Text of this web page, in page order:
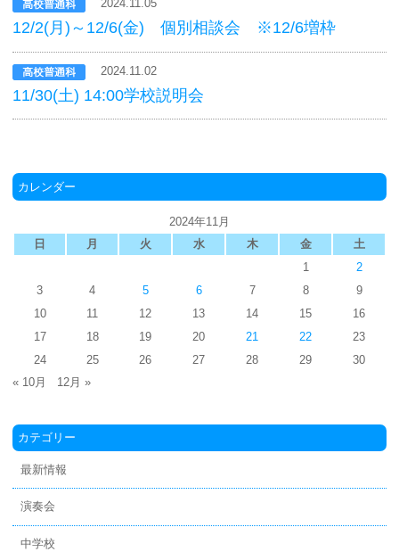
2024.11.05
12/2(月)～12/6(金) 個別相談会 ※12/6増枠
2024.11.02
11/30(土) 14:00学校説明会
カレンダー
2024年11月
日
月 火 水 木 金
土
1
2
3
4 5 6 7 8
9
10
11 12 13 14 15
16
17
18 19 20 21 22
23
24
25 26 27 28 29
30
« 10月
12月 »
カテゴリー
最新情報
演奏会
中学校